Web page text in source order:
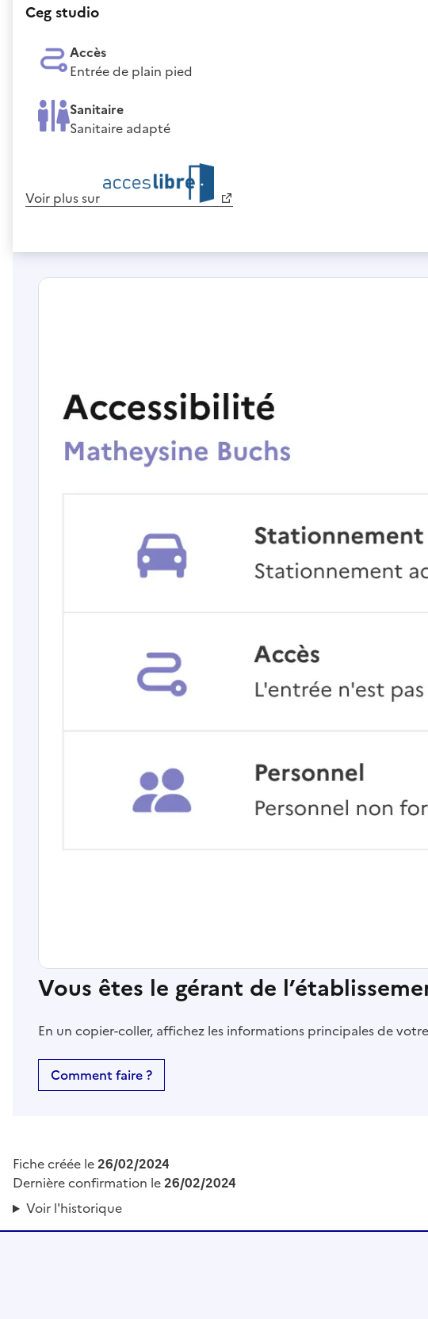
Ceg studio
Accès
Entrée de plain pied
Sanitaire
Sanitaire adapté
Voir plus sur
Vous êtes le gérant de
En un copier-coller, affichez les informations principales de
Comment faire ?
Fiche créée le26/02/2024
Dernière confirmation le26/02/2024
Voir l'historique